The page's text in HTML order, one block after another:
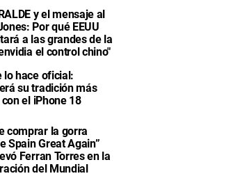
y el mensaje al
Por qué EEUU
a las grandes de la
el control chino"
lo hace oficial:
su tradición más
el iPhone 18
comprar la gorra
Spain Great Again”
Ferran Torres en la
del Mundial